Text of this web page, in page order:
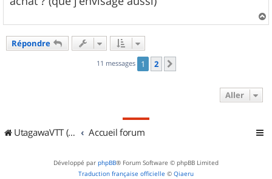
a
e
a
Répondre
11 messages 1 2
Aller
UtagawaVTT (Randos VTT et VTTAE avec traces GPS) Accueil forum
Développé par phpBB® Forum Software © phpBB Limited
Traduction française officielle © Qiaeru